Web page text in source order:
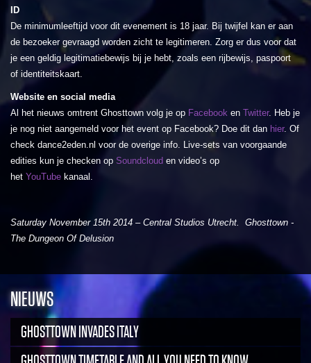
ID
De minimumleeftijd voor dit evenement is 18 jaar. Bij twijfel kan er aan
de bezoeker gevraagd worden zicht te legitimeren. Zorg er dus voor dat
je een geldig legitimatiebewijs bij je hebt, zoals een rijbewijs, paspoort
of identiteitskaart.
Website en social media
Al het nieuws omtrent Ghosttown volg je op Facebook en Twitter. Heb je
je nog niet aangemeld voor het event op Facebook? Doe dit dan hier. Of
check dance2eden.nl voor de overige info. Live-sets van voorgaande
edities kun je checken op Soundcloud en video’s op
het YouTube kanaal.
Saturday November 15th 2014 – Central Studios Utrecht. Ghosttown -
The Dungeon Of Delusion
NIEUWS
GHOSTTOWN INVADES ITALY